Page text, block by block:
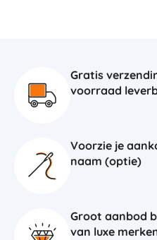
Gratis
voorraad
Voorzie je
naam (optie)
Groot aanbod
van luxe